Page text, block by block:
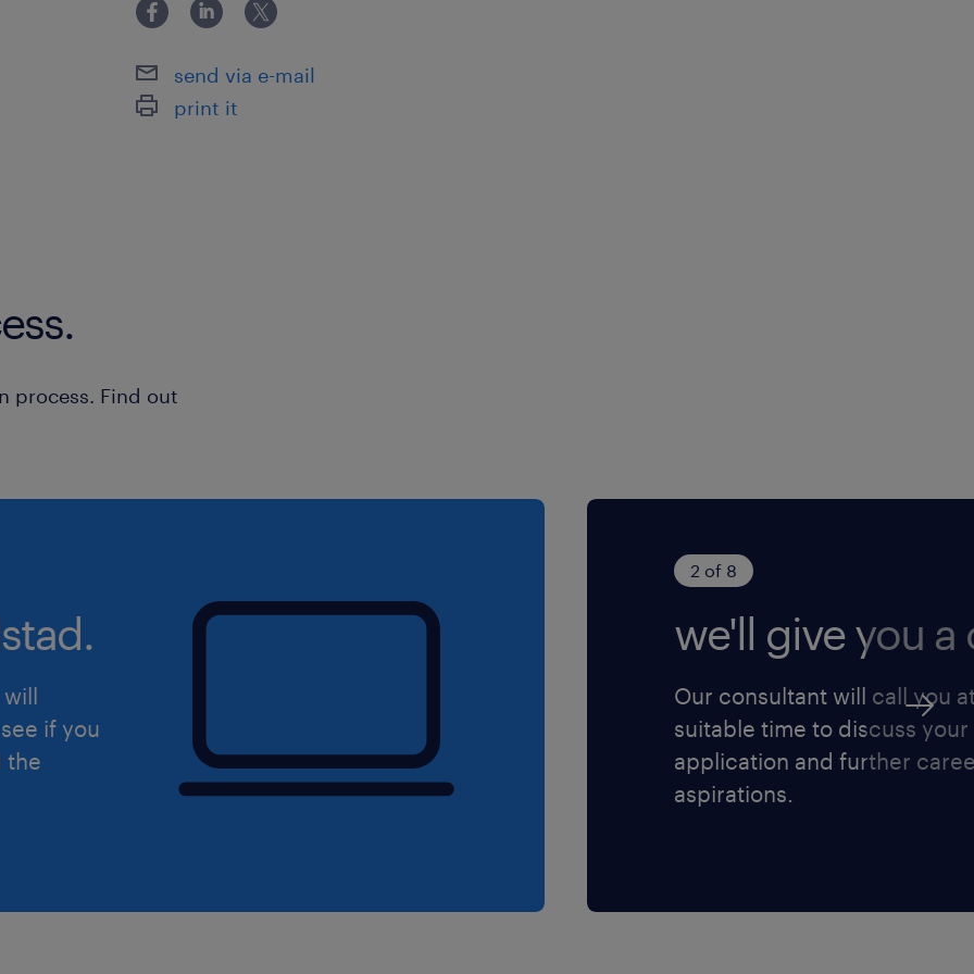
én gelachen wordt. Je bent veel op de werkvloer te vinden om
bij knelpunten, vooral tijdens het laagseizoen.
flexibel bij tijdens weekend- of feestdagdiensten.
groeiend familiebedrijf waar écht naar elkaar omgekeken wordt
een mooi bruto maandsalaris tussen de € 3.000,- en € 3.800,-
afhankelijk van jouw kennis en ervaring, aangevuld met een
reiskostenvergoeding van € 0,23 per kilometer tot maximaal 30
Daarnaast zijn er volop ontwikkelmogelijkheden en kun je
verschillende gave trainingen en opleidingen volgen via de
eigen Academy. Om lekker fit te blijven, mag je bovendien
gebruikmaken van een vergoeding om tegen een gereduceerd
send via e-mail
print it
process. Find out
will
if you
the
2 of 8
we'll give you a
Our consultant will call you
suitable time to discuss your
application and further
aspirations.